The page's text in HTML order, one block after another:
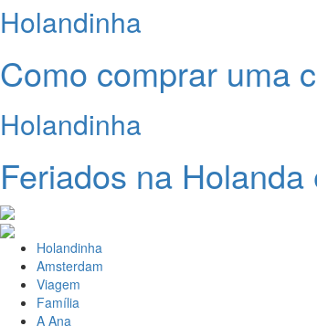
Holandinha
Como comprar uma
Holandinha
Feriados na Holanda
Holandinha
Amsterdam
Viagem
Família
A Ana